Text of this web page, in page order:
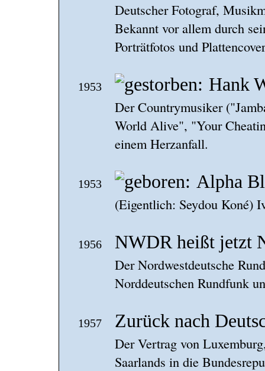
Deutscher Fotograf,
Bekannt vor allem durch
Porträtfotos und
1953 Hank
Der Countrymusiker
World Alive", "Your
einem Herzanfall.
1953 Alpha
(Eigentlich: Seydou Koné)
1956 NWDR heißt jetzt
Der Nordwestdeutsche
Norddeutschen Rundfunk
1957 Zurück nach
Der Vertrag von
Saarlands in die